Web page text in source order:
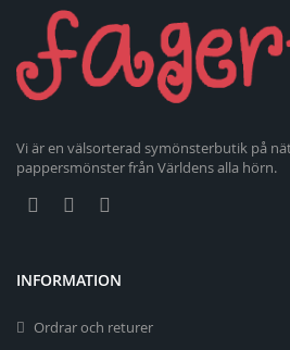
Vi är en välsorterad symönsterbutik på
pappersmönster från Världens alla hörn.
INFORMATION
Ordrar och returer